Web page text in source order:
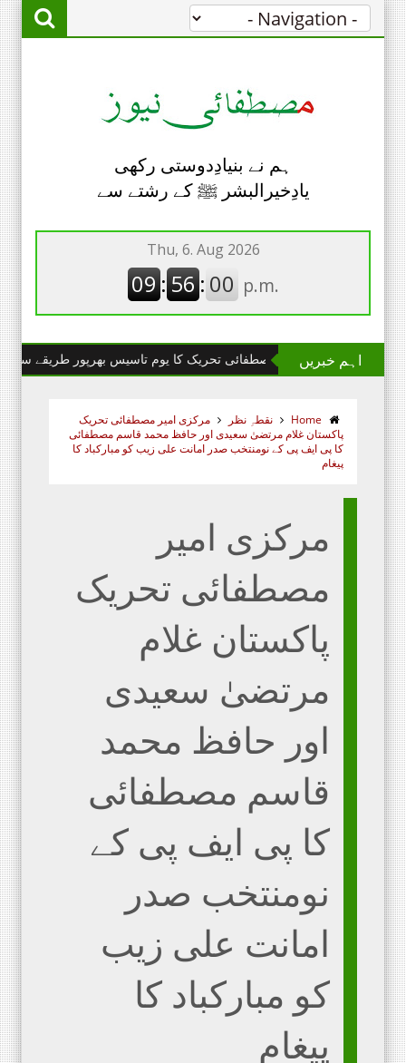
ہم نے بنیادِدوستی رکھی
یادِخیرالبشر ﷺ کے رشتے سے
اہم خبریں
چھانگا مانگا : مصطفائی تحریک کا یوم تاسیس بھرپور طریقے سے منایا گیا۔
Home نقطہِ نظر
مرکزی امیر مصطفائی تحریک
پاکستان غلام مرتضیٰ سعیدی اور حافظ محمد قاسم مصطفائی
کا پی ایف پی کے نومنتخب صدر امانت علی زیب کو مبارکباد کا
پیغام
مرکزی امیر
مصطفائی تحریک
پاکستان غلام
مرتضیٰ سعیدی
اور حافظ محمد
قاسم مصطفائی
کا پی ایف پی کے
نومنتخب صدر
امانت علی زیب
کو مبارکباد کا
پیغام